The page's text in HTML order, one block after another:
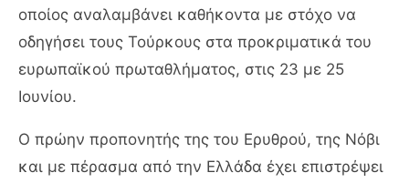
οποίος αναλαμβάνει καθήκοντα με στόχο να
οδηγήσει τους Τούρκους στα προκριματικά του
ευρωπαϊκού πρωταθλήματος, στις 23 με 25
Ιουνίου.
Ο πρώην προπονητής της του Ερυθρού, της Νόβι
και με πέρασμα από την Ελλάδα έχει επιστρέψει